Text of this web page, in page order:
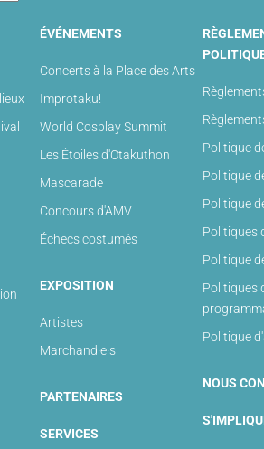
ÉVÉNEMENTS
Concerts à la Place des Arts
Improtaku!
World Cosplay Summit
Les Étoiles d'Otakuthon
Mascarade
Concours d'AMV
Échecs costumés
EXPOSITION
Artistes
Marchand·e·s
PARTENAIRES
SERVICES
Politique
Politique
Politique
Politiques
Politique
Politiques
Politique
NOUS